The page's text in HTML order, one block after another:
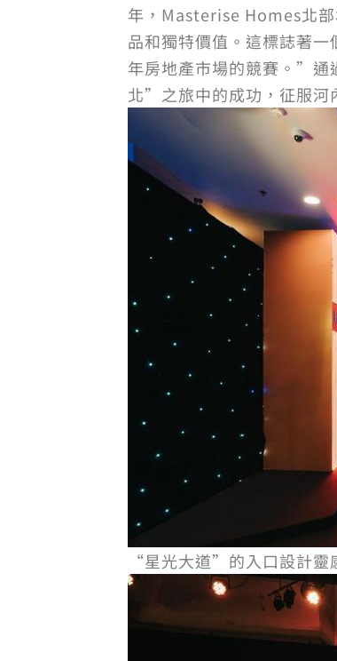
年，Masterise Homes北
品和獨特價值。這標誌著
年房地產市場的競賽。”
北”之旅中的成功，征服河
“星光大道”的入口設計靈